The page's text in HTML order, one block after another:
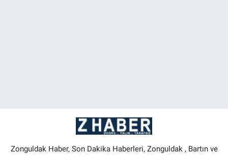
Zonguldak Haber, Son Dakika Haberleri, Zonguldak , Bartın ve